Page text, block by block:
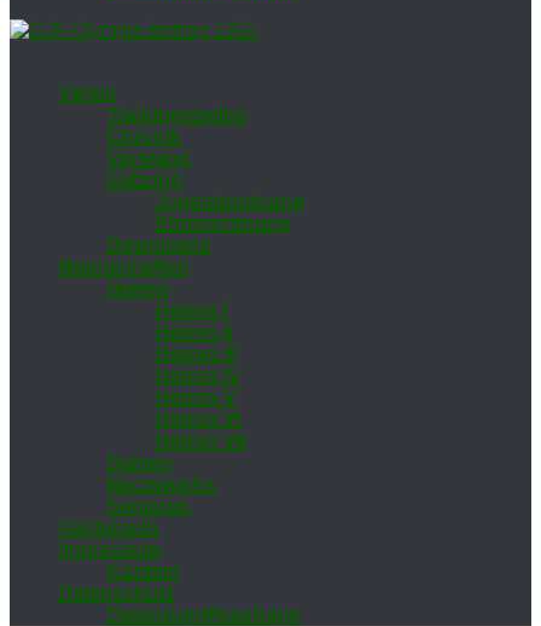
Ver­ein
Trai­nings­zei­ten
Chro­nik
Vor­stand
Sat­zung
Ju­gend­ord­nung
Eh­ren­ord­nung
Down­loads
Mann­schaf­ten
Her­ren
Her­ren I
Her­ren II
Her­ren III
Her­ren IV
Her­ren V
Her­ren VI
Her­ren VII
Da­men
Nach­wuchs
Se­nio­ren
Gäs­te­buch
Im­pres­sum
Kon­takt
Da­ten­schutz
Da­ten­zu­griffs­an­fra­ge